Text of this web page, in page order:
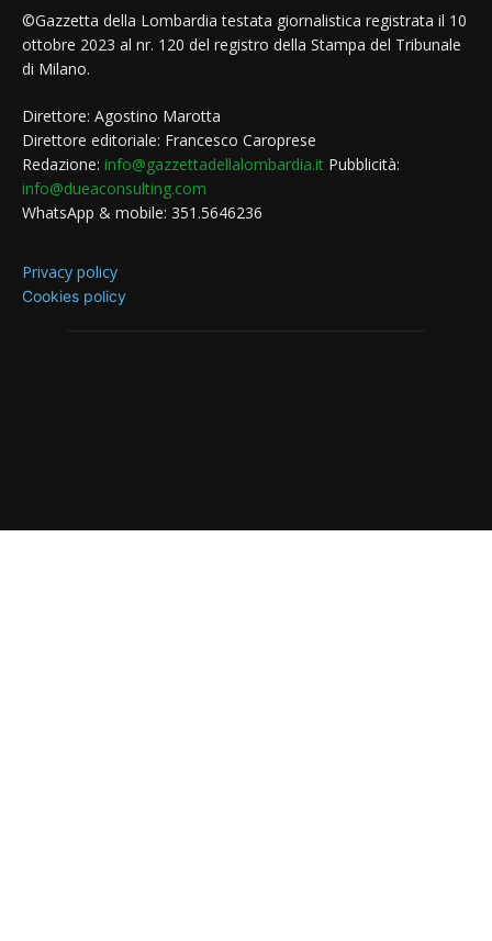
©Gazzetta della Lombardia testata giornalistica registrata il 10
ottobre 2023 al nr. 120 del registro della Stampa del Tribunale
di Milano.
Direttore: Agostino Marotta
Direttore editoriale: Francesco Caroprese
Redazione: info@gazzettadellalombardia.it Pubblicità:
info@dueaconsulting.com
WhatsApp & mobile: 351.5646236
Privacy policy
Cookies policy